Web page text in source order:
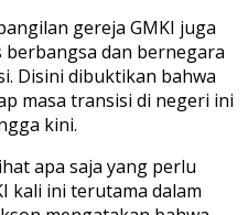
gereja GMKI juga
dan bernegara
Disini dibuktikan bahwa
masa transisi di negeri ini
kini.
apa saja yang perlu
kali ini terutama dalam